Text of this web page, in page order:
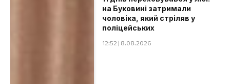
на Буковині затримали
чоловіка, який стріляв у
поліцейських
12:52 | 8.08.2026